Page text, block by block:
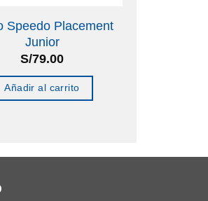
Speedo Placement
Junior
S/79.00
Añadir al carrito